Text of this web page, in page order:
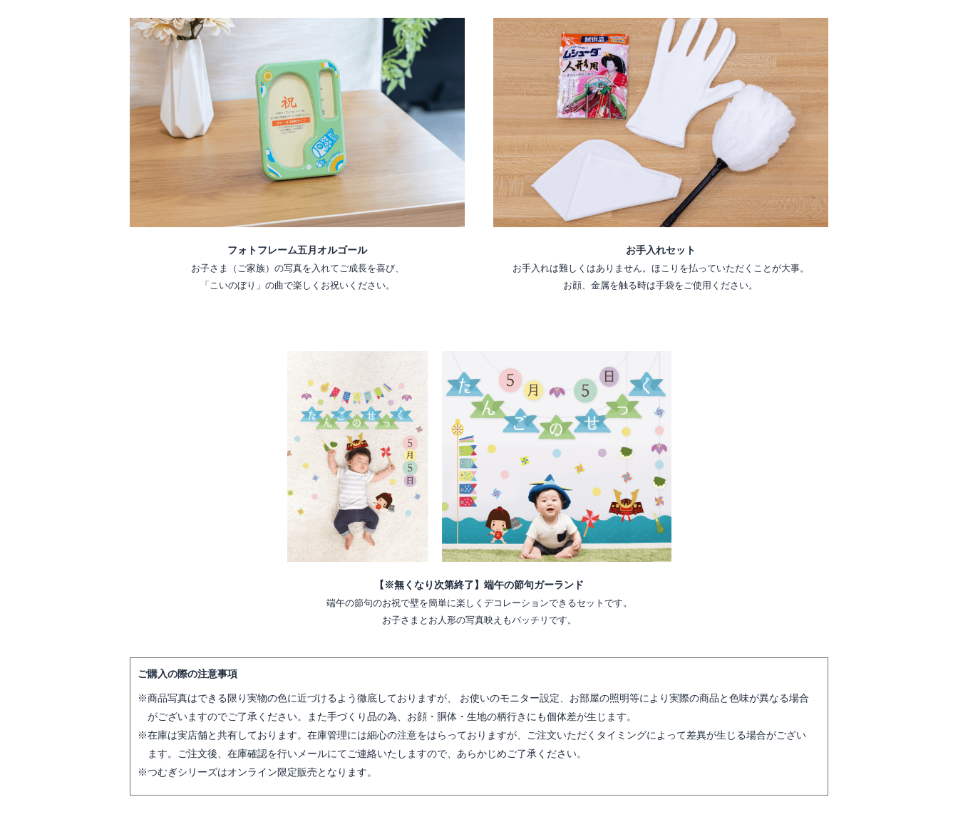
フォトフレーム五月オルゴール
お子さま（ご家族）の写真を入れてご成長を喜び、
「こいのぼり」の曲で楽しくお祝いください。
お手入れセット
お手入れは難しくはありません。ほこりを払っていただくことが大事。
お顔、金属を触る時は手袋をご使用ください。
【※無くなり次第終了】端午の節句ガーランド
端午の節句のお祝で壁を簡単に楽しくデコレーションできるセットです。
お子さまとお人形の写真映えもバッチリです。
ご購入の際の注意事項
商品写真はできる限り実物の色に近づけるよう徹底しておりますが、 お使いのモニター設定、お部屋の照明等により実際の商品と色味が異なる場合
がございますのでご了承ください。また手づくり品の為、お顔・胴体・生地の柄行きにも個体差が生じます。
在庫は実店舗と共有しております。在庫管理には細心の注意をはらっておりますが、ご注文いただくタイミングによって差異が生じる場合がござい
ます。ご注文後、在庫確認を行いメールにてご連絡いたしますので、あらかじめご了承ください。
つむぎシリーズはオンライン限定販売となります。